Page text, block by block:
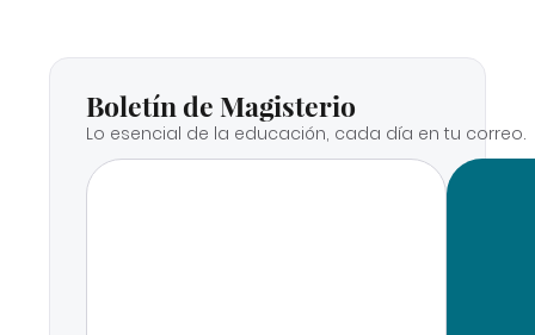
Boletín de Magisterio
Lo esencial de la educación, cada día en tu correo.